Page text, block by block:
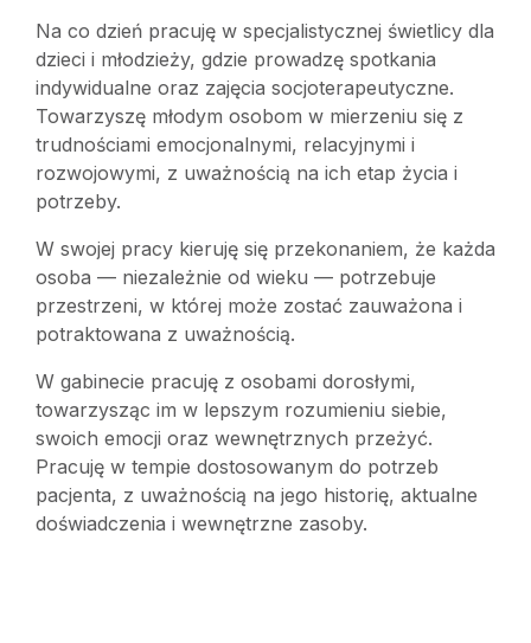
Na co dzień pracuję w specjalistycznej świetlicy dla
dzieci i młodzieży, gdzie prowadzę spotkania
indywidualne oraz zajęcia socjoterapeutyczne.
Towarzyszę młodym osobom w mierzeniu się z
trudnościami emocjonalnymi, relacyjnymi i
rozwojowymi, z uważnością na ich etap życia i
potrzeby.
W swojej pracy kieruję się przekonaniem, że każda
osoba — niezależnie od wieku — potrzebuje
przestrzeni, w której może zostać zauważona i
potraktowana z uważnością.
W gabinecie pracuję z osobami dorosłymi,
towarzysząc im w lepszym rozumieniu siebie,
swoich emocji oraz wewnętrznych przeżyć.
Pracuję w tempie dostosowanym do potrzeb
pacjenta, z uważnością na jego historię, aktualne
doświadczenia i wewnętrzne zasoby.